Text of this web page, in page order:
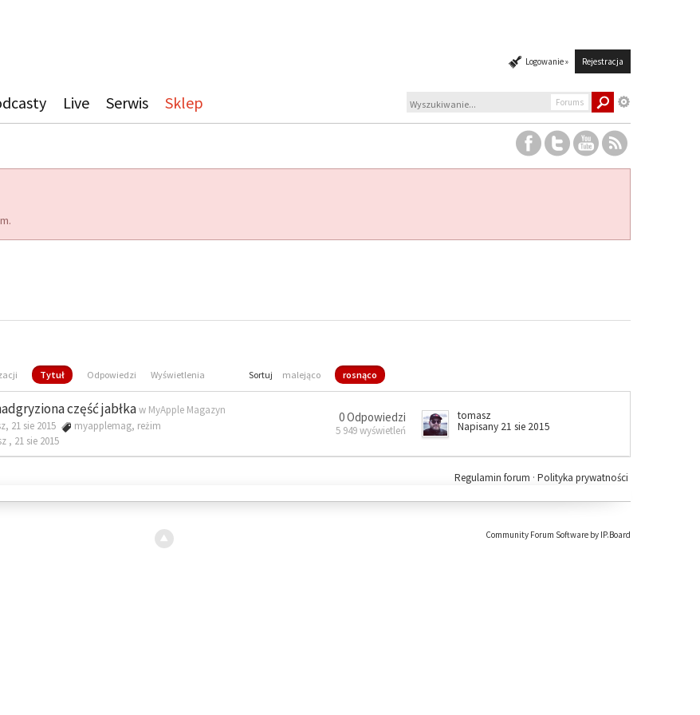
Logowanie » Rejestracja
Live Serwis Sklep Forums
Tytuł Odpowiedzi Wyświetlenia Sortuj malejąco rosnąco
część jabłkaw MyApple Magazyn
21 sie 2015
myapplemag, reżim
, 21 sie 2015
0 Odpowiedzi
5 949 wyświetleń
tomasz
Napisany 21 sie 2015
Polityka prywatności
Regulamin forum ·
Community Forum Software by IP.Board